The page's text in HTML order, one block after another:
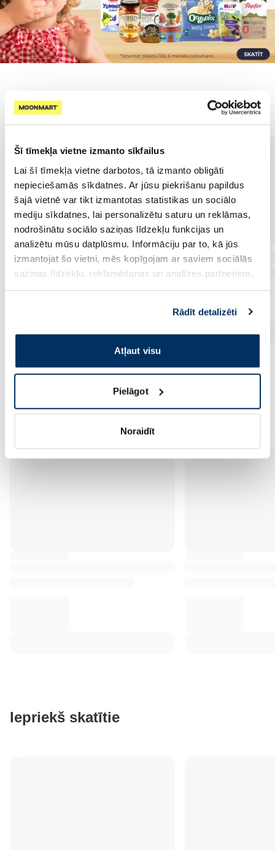
Šī tīmekļa vietne izmanto sīkfailus
Lai šī tīmekļa vietne darbotos, tā izmanto obligāti
nepieciešamās sīkdatnes. Ar jūsu piekrišanu papildus
šajā vietnē var tikt izmantotas statistikas un sociālo
mediju sīkdatnes, lai personalizētu saturu un reklāmas,
nodrošinātu sociālo saziņas līdzekļu funkcijas un
analizētu mūsu datplūsmu. Informāciju par to, kā jūs
izmantojat šo vietni, mēs kopīgojam ar saviem sociālās
saziņas līdzekļu, reklamēšanas un analīzes partneriem,
pakalpojumus. Ja piekrītat šo papildu sīkdatņu
izmantošanai, lūdzu, atzīmējiet savu izvēli:
Rādīt detalizēti
Atļaut visu
Pielāgot
Noraidīt
Populārākie kategorijā
Vēl no šī zīmola
Iepriekš skatītie